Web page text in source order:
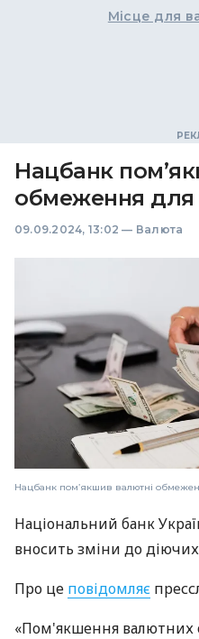
Місце для
Нацбанк
обмеження для
09.09.2024, 13:02 — Валюта
Нацбанк пом’якшив валютні
Національний банк
вносить зміни до
Про це повідомляє
«Пом'якшення валютних